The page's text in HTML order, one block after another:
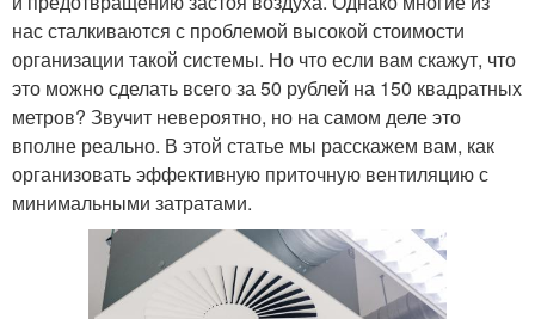
нас сталкиваются с проблемой высокой стоимости
организации такой системы. Но что если вам скажут, что
это можно сделать всего за 50 рублей на 150 квадратных
метров? Звучит невероятно, но на самом деле это
вполне реально. В этой статье мы расскажем вам, как
организовать эффективную приточную вентиляцию с
минимальными затратами.